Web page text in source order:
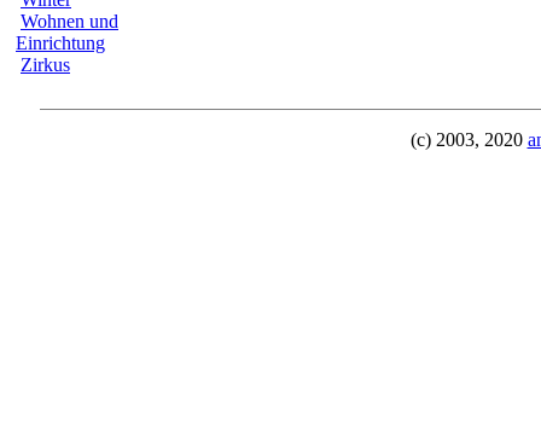
Wohnen und
Einrichtung
Zirkus
(c) 2003, 2020